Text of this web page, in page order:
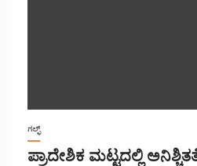
ಗಲ್ಫ್
ಪ್ರಾದೇಶಿಕ ಮಟ್ಟದಲ್ಲಿ